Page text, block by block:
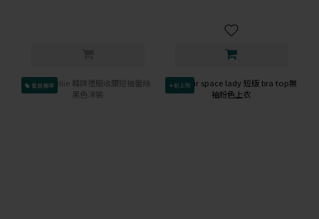
會員獨享 ✦新上架